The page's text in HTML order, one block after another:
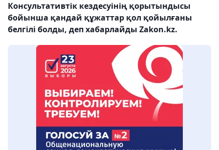
Консультативтік кездесуінің қорытындысы
бойынша қандай құжаттар қол қойылғаны
белгілі болды, деп хабарлайды Zakon.kz.